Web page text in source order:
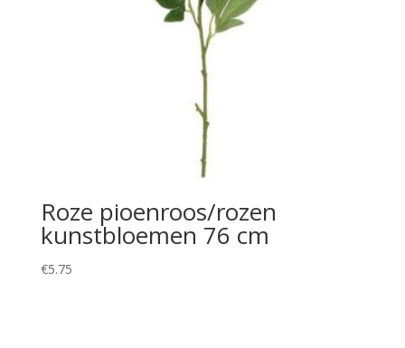
Roze pioenroos/rozen
kunstbloemen 76 cm
€5.75